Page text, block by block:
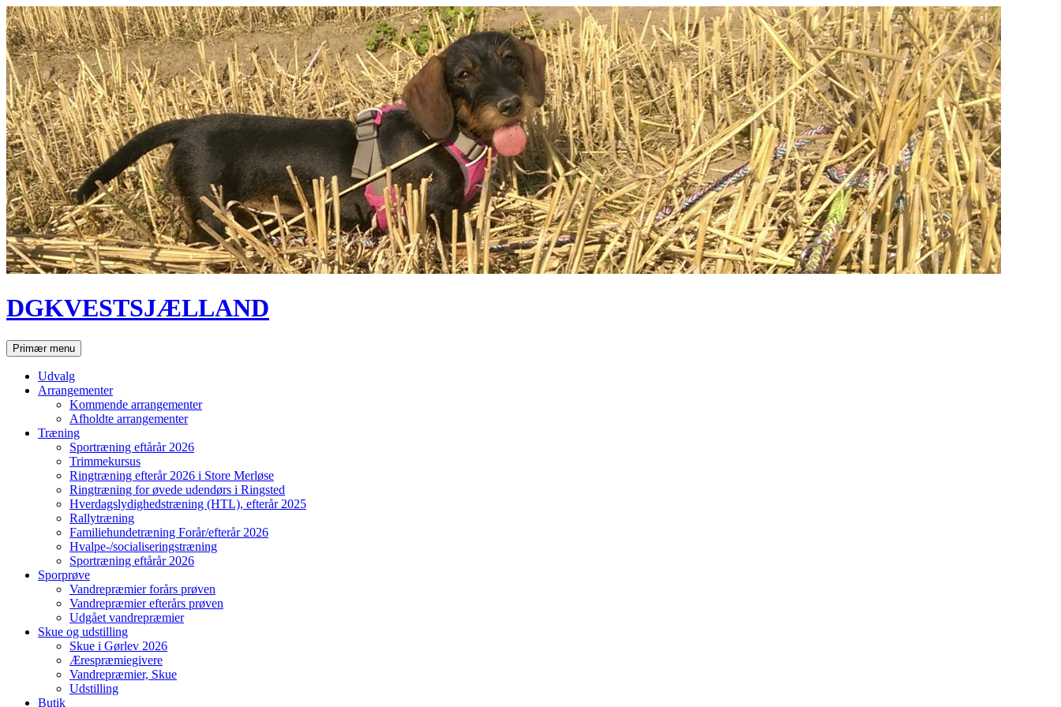
Hop
til
indhold
DGKVESTSJÆLLAND
SøgPrimær menu
Udvalg
Arrangementer
Kommende arrangementer
Afholdte arrangementer
Træning
Sportræning eftårår 2026
Trimmekursus
Ringtræning efterår 2026 i Store Merløse
Ringtræning for øvede udendørs i Ringsted
Hverdagslydighedstræning (HTL), efterår 2025
Rallytræning
Familiehundetræning Forår/efterår 2026
Hvalpe-/socialiseringstræning
Sportræning eftårår 2026
Sporprøve
Vandrepræmier forårs prøven
Vandrepræmier efterårs prøven
Udgået vandrepræmier
Skue og udstilling
Skue i Gørlev 2026
Ærespræmiegivere
Vandrepræmier, Skue
Udstilling
Butik